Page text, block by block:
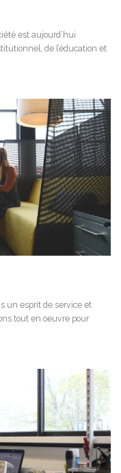
est aujourd’hui
de l’éducation et
un esprit de service et
tout en oeuvre pour